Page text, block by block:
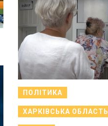
ПОЛІТИКА
ХАРКІВСЬКА ОБЛАСТЬ